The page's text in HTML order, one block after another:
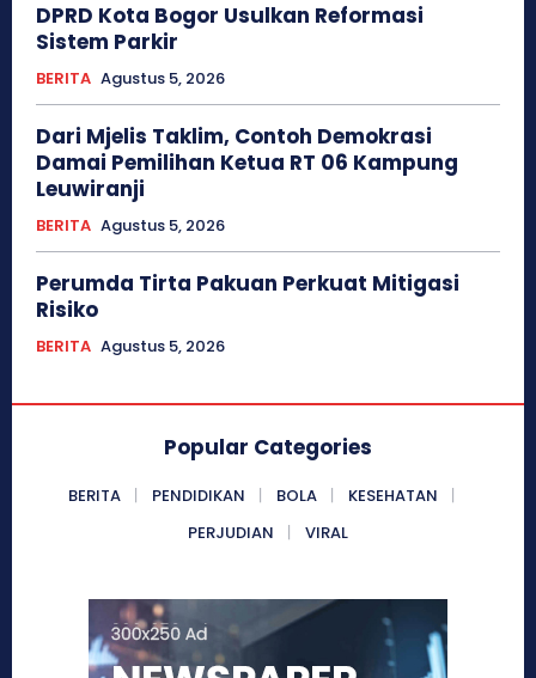
DPRD Kota Bogor Usulkan Reformasi
Sistem Parkir
BERITA Agustus 5, 2026
Dari Mjelis Taklim, Contoh Demokrasi
Damai Pemilihan Ketua RT 06 Kampung
Leuwiranji
BERITA Agustus 5, 2026
Perumda Tirta Pakuan Perkuat Mitigasi
Risiko
BERITA Agustus 5, 2026
Popular Categories
BERITA PENDIDIKAN BOLA
KESEHATAN
PERJUDIAN
VIRAL